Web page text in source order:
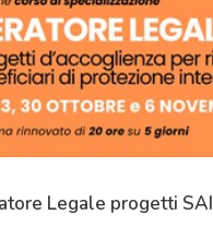
Legale progetti SAI